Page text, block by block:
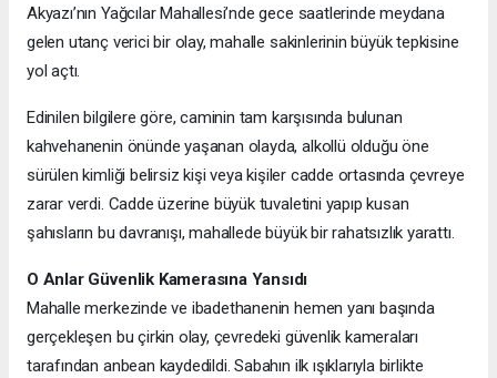
Akyazı’nın Yağcılar Mahallesi’nde gece saatlerinde meydana
gelen utanç verici bir olay, mahalle sakinlerinin büyük tepkisine
yol açtı.
Edinilen bilgilere göre, caminin tam karşısında bulunan
kahvehanenin önünde yaşanan olayda, alkollü olduğu öne
sürülen kimliği belirsiz kişi veya kişiler cadde ortasında çevreye
zarar verdi. Cadde üzerine büyük tuvaletini yapıp kusan
şahısların bu davranışı, mahallede büyük bir rahatsızlık yarattı.
O Anlar Güvenlik Kamerasına Yansıdı
Mahalle merkezinde ve ibadethanenin hemen yanı başında
gerçekleşen bu çirkin olay, çevredeki güvenlik kameraları
tarafından anbean kaydedildi. Sabahın ilk ışıklarıyla birlikte